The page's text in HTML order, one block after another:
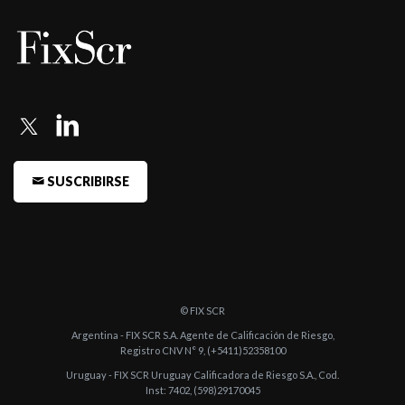
-Fitch confirma la calificación de BBVA Banco Francés
-Fitch confirma la calificación de BBVA Banco Francés
Fitch confirma la calificación de BBVA Banco Francés
Fitch sube a AA-(arg) la calificación de Largo Plazo de BBVA
Banco Francés ...
SUSCRIBIRSE
© FIX SCR
Argentina - FIX SCR S.A. Agente de Calificación de Riesgo,
Registro CNV N° 9, (+5411)52358100
Uruguay - FIX SCR Uruguay Calificadora de Riesgo S.A., Cod.
Inst: 7402, (598)29170045